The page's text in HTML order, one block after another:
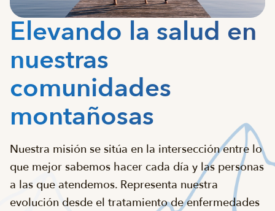
Elevando la salud en
nuestras
comunidades
montañosas
Nuestra misión se sitúa en la intersección entre lo
que mejor sabemos hacer cada día y las personas
a las que atendemos. Representa nuestra
evolución desde el tratamiento de enfermedades